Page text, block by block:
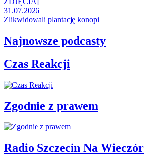
ZDJĘCIA]
31.07.2026
Zlikwidowali plantację konopi
Najnowsze podcasty
Czas Reakcji
Zgodnie z prawem
Radio Szczecin Na Wieczór